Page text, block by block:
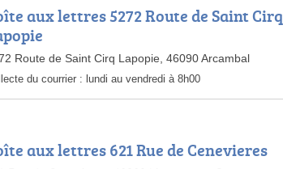
aux lettres 5272 Route de Saint Cirq
Route de Saint Cirq Lapopie, 46090 Arcambal
du courrier : lundi au vendredi à 8h00
aux lettres 621 Rue de Cenevieres